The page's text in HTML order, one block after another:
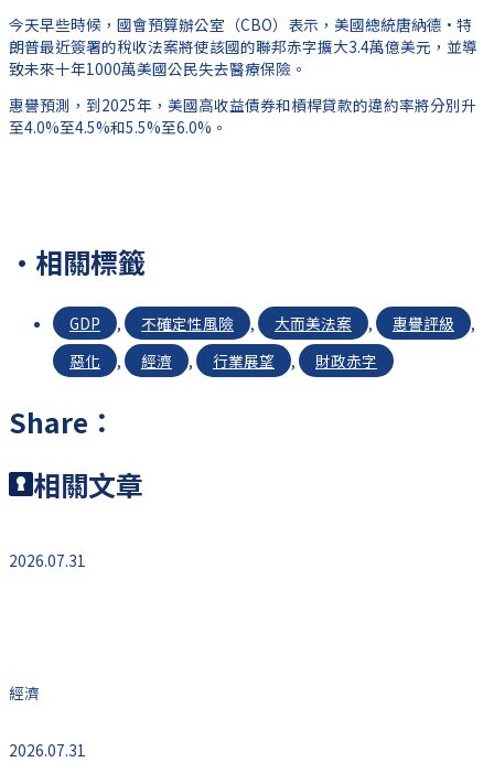
今天早些時候，國會預算辦公室（CBO）表示，美國總統唐納德·特
朗普最近簽署的稅收法案將使該國的聯邦赤字擴大3.4萬億美元，並導
致未來十年1000萬美國公民失去醫療保險。
惠譽預測，到2025年，美國高收益債券和槓桿貸款的違約率將分別升
至4.0%至4.5%和5.5%至6.0%。
·相關標籤
GDP , 不確定性風險 , 大而美法案 , 惠譽評級
,
惡化
, 經濟 , 行業展望 , 財政赤字
Share：
相關文章
經濟
2026.07.31
2026.07.31